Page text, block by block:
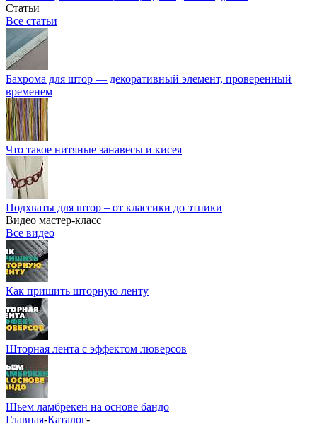
Статьи
Все статьи
Бахрома для штор — декоративный элемент, проверенный
временем
Что такое нитяные занавесы и кисея
Подхваты для штор – от классики до этники
Видео мастер-класс
Все видео
Как пришить шторную ленту
Шторная лента с эффектом люверсов
Шьем ламбрекен на основе бандо
Главная-Каталог-